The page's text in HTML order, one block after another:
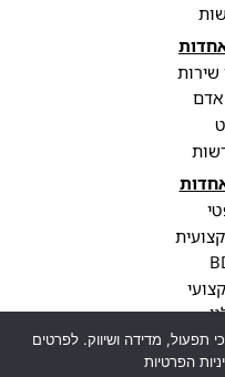
שירות
אדם
תפעול, מדידה ושיווק. לפרטים
הפרטיות